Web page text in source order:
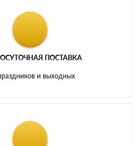
ПОСТАВКА
и выходных